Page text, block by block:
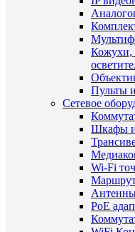
Кожухи,
Пульты
Сетевое
Шкафы и
Wi-Fi
PoE